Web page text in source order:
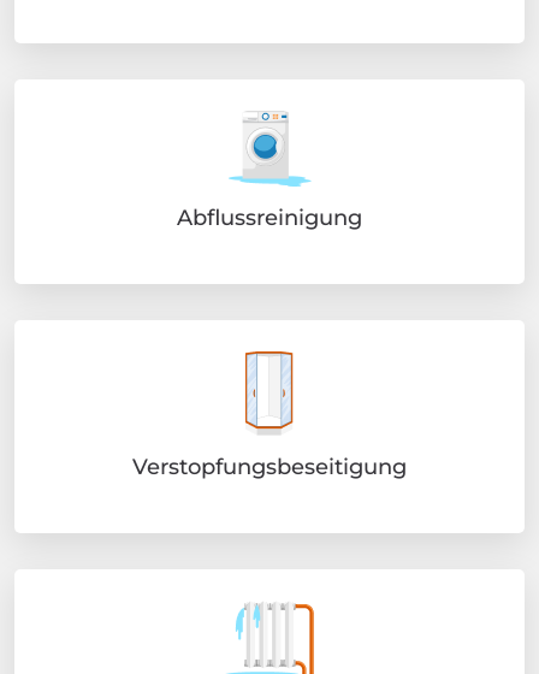
Abflussreinigung
Verstopfungsbeseitigung